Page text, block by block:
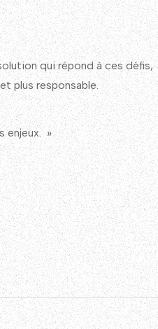
qui répond à ces défis,
plus responsable.
enjeux. »